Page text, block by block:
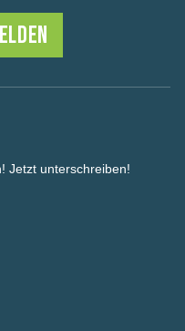
Jetzt unterschreiben!